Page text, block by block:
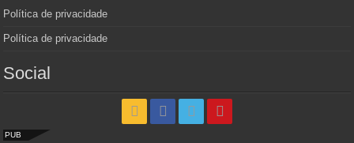
Política de privacidade
Política de privacidade
Social
PUB